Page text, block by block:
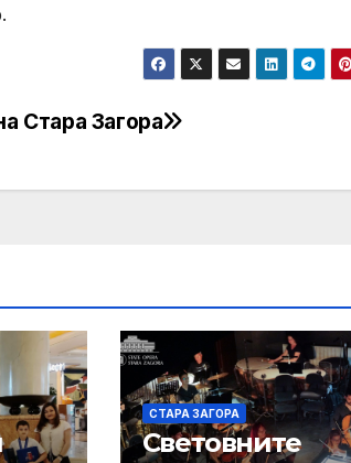
Стара Загора
СТАРА ЗАГОРА
Световните